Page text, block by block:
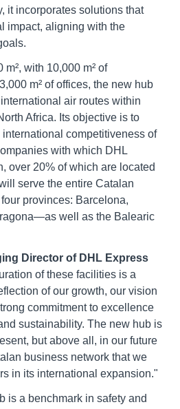
it incorporates solutions that
impact, aligning with the
with 10,000 m² of
m² of offices, the new hub
air routes within
Africa. Its objective is to
competitiveness of
with which DHL
over 20% of which are located
serve the entire Catalan
provinces: Barcelona,
well as the Balearic
Director of DHL Express
of these facilities is a
of our growth, our vision
commitment to excellence
sustainability. The new hub is
but above all, in our future
business network that we
in its international expansion."
is a benchmark in safety and